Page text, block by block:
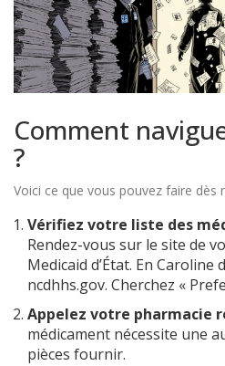
Comment
?
Voici ce que vous pouvez faire dès
Vérifiez votre liste des
Rendez-vous sur le site de
Medicaid d’État. En Caroline
ncdhhs.gov. Cherchez «
Appelez votre pharmacie
médicament nécessite une
pièces fournir.